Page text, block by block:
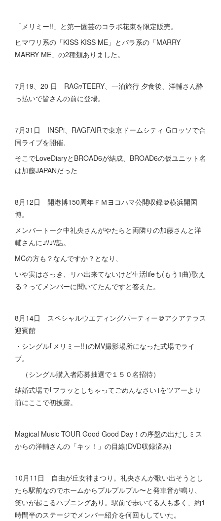
「メリミー!!」と第一園芸のコラボ花束を限定販売。
ヒマワリ系の「KISS KISS ME」とバラ系の「MARRY
MARRY ME」の2種類ありました。
7月19、20 日 RAGｯTEERY、一泊旅行 夕食後、洋輔さん酔
っ払いで皆さんの前に登場。
7月31日 INSPi、RAGFAIRで東京ドームシティ Gロッソで合
同ライブを開催、
そこでLoveDiaryとBROAD6が結成、BROAD6の仮ユニット名
は加藤JAPANだった
8月12日 開港博150周年ＦＭヨコハマ公開収録＠横浜開国
博。
メンバートーク中礼央さんがやたらと両隣りの加藤さんと洋
輔さんにｺｿｺｿ話。
MCの方も？なんですか？となり、
いや実はさっき、リハ出来てないけど生活lifeも(もう1曲)歌え
る？ってメンバーに聞いてたんですと答えた。
8月14日 スペシャルウエディングパーティー＠アクアテラス
迎賓館
・シングル｢メリミー!!｣のMV撮影場所になった式場でライ
ブ。
（シングル購入者応募抽選で１５０名招待）
結婚式場で｢フラッとしちゃってごめんなさい｣をツアーより
前にここで初披露。
Magical Music TOUR Good Good Day！の序盤の出だしミス
からの洋輔さんの「キッ！」の目線(DVD収録済み)
10月11日 自由が丘女神まつり。礼央さんが歌い出そうとし
たら駅前なのでホームからプルプルプル〜と発車音が鳴り、
笑いが起こるハプニングあり。駅前で歩いてる人も多く、約1
時間半のステージでメンバー紹介を何回もしていた。